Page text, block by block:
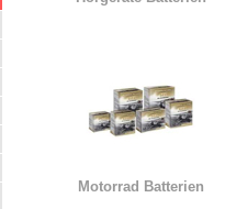
Motorrad Batterien